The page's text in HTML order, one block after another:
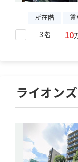
所在階 賃
3階 10
ライオン